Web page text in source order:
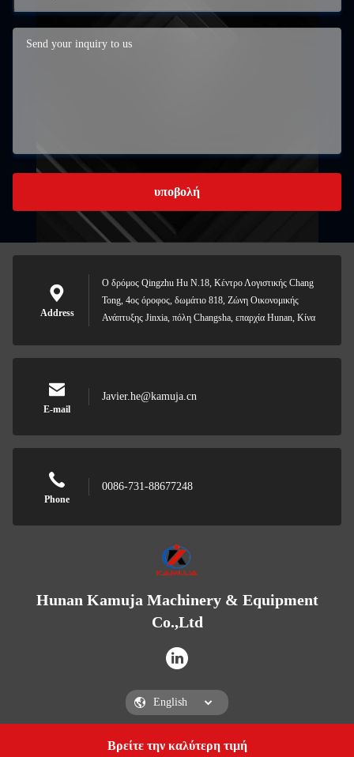
Βρείτε την καλύτερη τιμή
υποβολή
Address
Ο δρόμος Qingzhu Hu N.18, Κέντρο Λογιστικής Chang
Tong, 4ος όροφος, δωμάτιο 818, Ζώνη Οικονομικής
Ανάπτυξης Jinxia, πόλη Changsha, επαρχία Hunan, Κίνα
E-mail
Javier.he@kamuja.cn
Phone
0086-731-88677248
Hunan Kamuja Machinery & Equipment
Co.,Ltd
Hunan Kamuja Machinery & Equipment Co.,Ltd
Get a Quote